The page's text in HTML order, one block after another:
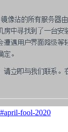
fool-2020